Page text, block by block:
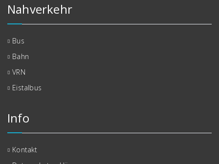
Nahverkehr
Bus
Bahn
VRN
Eistalbus
Info
Kontakt